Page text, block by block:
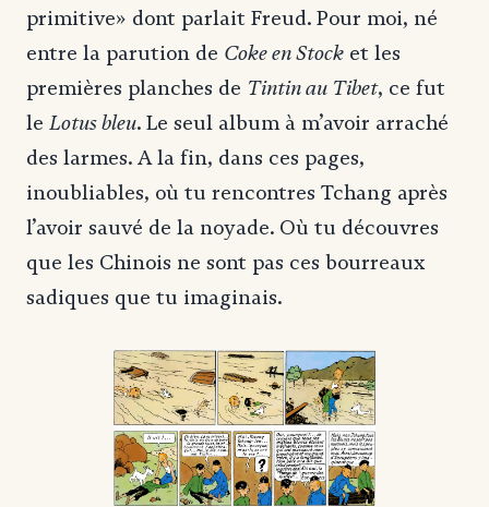
primitive» dont parlait Freud. Pour moi, né
entre la parution de Coke en Stock et les
premières planches de Tintin au Tibet, ce fut
le Lotus bleu. Le seul album à m’avoir arraché
des larmes. A la fin, dans ces pages,
inoubliables, où tu rencontres Tchang après
l’avoir sauvé de la noyade. Où tu découvres
que les Chinois ne sont pas ces bourreaux
sadiques que tu imaginais.